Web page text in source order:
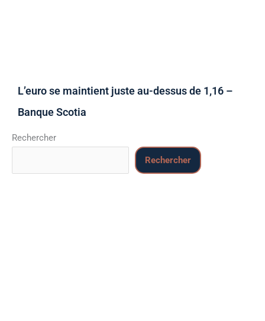
L’euro se maintient juste au-dessus de 1,16 –
Banque Scotia
Rechercher
Rechercher